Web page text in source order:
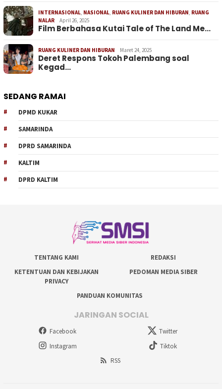
INTERNASIONAL NASIONAL RUANG KULINER DAN HIBURAN RUANG
NALAR
April 26, 2025
Film Berbahasa Kutai Tale of The Land Me…
RUANG KULINER DAN HIBURAN Maret 24, 2025
Deret Respons Tokoh Palembang soal
Kegad…
SEDANG RAMAI
DPMD KUKAR
SAMARINDA
DPRD SAMARINDA
KALTIM
DPRD KALTIM
TENTANG KAMI
REDAKSI
KETENTUAN DAN KEBIJAKAN
PRIVACY
PEDOMAN MEDIA SIBER
PANDUAN KOMUNITAS
JARINGAN SOCIAL
Facebook
Twitter
Instagram
Tiktok
RSS